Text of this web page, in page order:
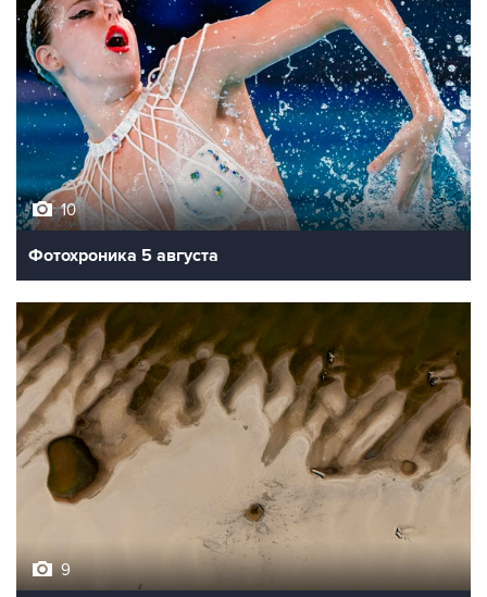
10
Фотохроника 5 августа
9